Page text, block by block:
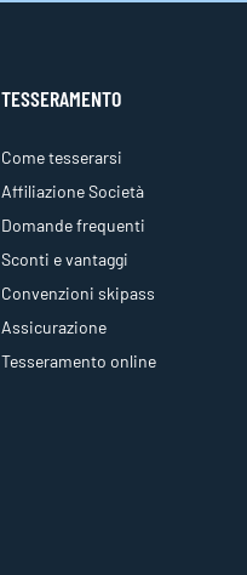
TESSERAMENTO
Come tesserarsi
Affiliazione Società
Domande frequenti
Sconti e vantaggi
Convenzioni skipass
Assicurazione
Tesseramento online